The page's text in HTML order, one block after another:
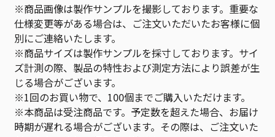
※商品画像は製作サンプルを撮影しております。重要な
仕様変更等がある場合は、ご注文いただいたお客様に個
別にご連絡いたします。
※商品サイズは製作サンプルを採寸しております。サイ
ズ計測の際、製品の特性および測定方法により誤差が生
じる場合がございます。
※1回のお買い物で、100個までご購入いただけます。
※本商品は受注商品です。予定数を超えた場合、お届け
時期が遅れる場合がございます。その際は、ご注文いた